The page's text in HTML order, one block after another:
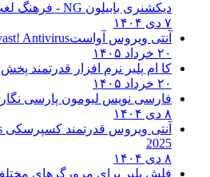
دیکشنری بابیلون NG - فرهنگ لغت کامپیوتر
۷ دی ۱۴۰۴
آنتی ویروس آواستAntivirus
۲۰ خرداد ۱۴۰۵
کا ام پلیر نرم افزار قدرتمند
۲۰ خرداد ۱۴۰۵
فارسی نویس لیومون پارسی نگار
۸ دی ۱۴۰۴
آنتی ویروس قدرتمند کسپرسکی 2025
2025
۸ دی ۱۴۰۴
فلش پلیر برای مرورگرهای